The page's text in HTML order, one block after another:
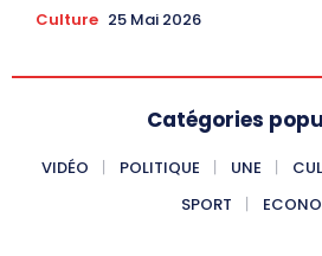
Culture 25 Mai 2026
Catégories
VIDÉO POLITIQUE UNE
SPORT